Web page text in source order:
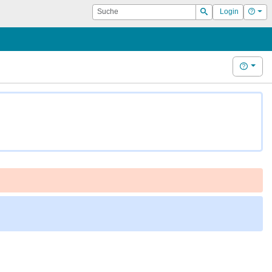
Suche
Suchen
Login Hilfe
Hilfe